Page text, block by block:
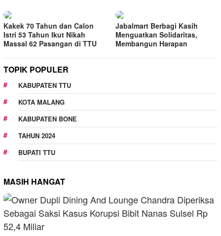
Kakek 70 Tahun dan Calon
Istri 53 Tahun Ikut Nikah
Massal 62 Pasangan di TTU
Jabalmart Berbagi Kasih
Menguatkan Solidaritas,
Membangun Harapan
TOPIK POPULER
KABUPATEN TTU
KOTA MALANG
KABUPATEN BONE
TAHUN 2024
BUPATI TTU
MASIH HANGAT